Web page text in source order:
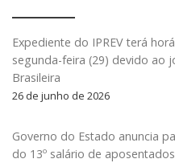
Expediente do IPREV terá
segunda-feira (29) devido ao
Brasileira
26 de junho de 2026
Governo do Estado anuncia
do 13º salário de